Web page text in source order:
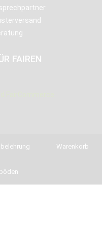
FAIREN
Warenkorb